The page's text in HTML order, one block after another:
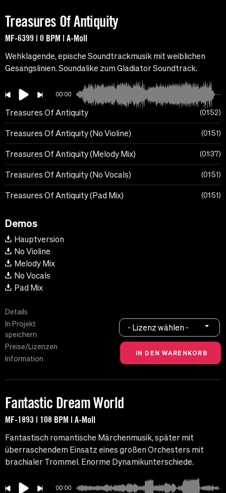
Treasures Of Antiquity
MF-6399 | 0 BPM | A-Moll
Wehklagende, epische Soundtrackmusik mit weiblichen
Gesangslinien. Soundalike zum Gladiator Soundtrack.
00:00
Treasures Of Antiquity 01:52
Treasures Of Antiquity (No Violine) 01:51
Treasures Of Antiquity (Melody Mix) 01:37
Treasures Of Antiquity (No Vocals) 01:51
Treasures Of Antiquity (Pad Mix) 01:51
Demos
Hauptversion
No Violine
Melody Mix
No Vocals
Pad Mix
Details
In Projekt
speichern
Preise/Lizenzen
Information
- Lizenz wählen -
Fantastic Dream World
MF-1893 | 108 BPM | A-Moll
Fantastisch romantische Märchenmusik, später mit
überraschendem Einsatz eines großen Orchesters mit
brachialer Trommel. Enorme Dynamikunterschiede.
00:00